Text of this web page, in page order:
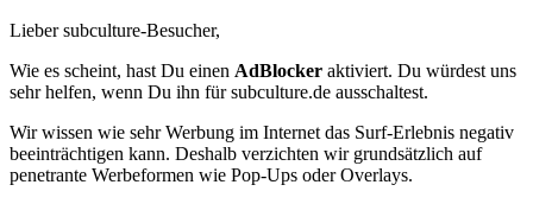
Lieber subculture-Besucher,
Wie es scheint, hast Du einen AdBlocker aktiviert. Du würdest uns
sehr helfen, wenn Du ihn für subculture.de ausschaltest.
Wir wissen wie sehr Werbung im Internet das Surf-Erlebnis negativ
beeinträchtigen kann. Deshalb verzichten wir grundsätzlich auf
penetrante Werbeformen wie Pop-Ups oder Overlays.